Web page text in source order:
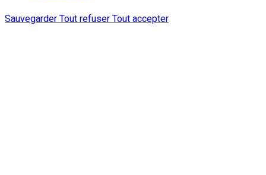
Sauvegarder Tout refuser Tout accepter